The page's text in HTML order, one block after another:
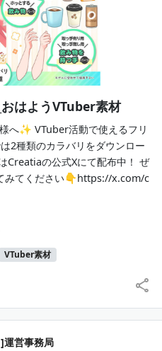
はようVTuber素材
へ✨ VTuber活動で使えるフリ
2種類のカラバリをダウンロー
Creatiaの公式Xにて配布中！ ぜ
みてください👇https://x.com/c
VTuber素材
営事務局